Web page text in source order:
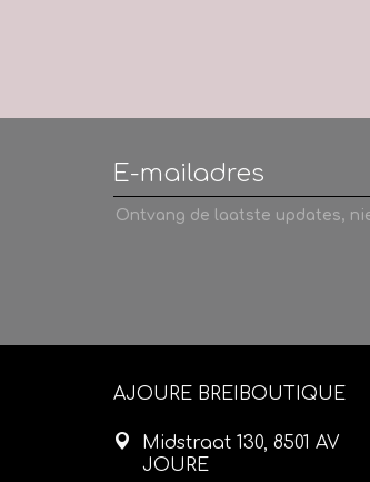
Ontvang de laatste updates,
AJOURE BREIBOUTIQUE
Midstraat 130, 8501 AV
JOURE